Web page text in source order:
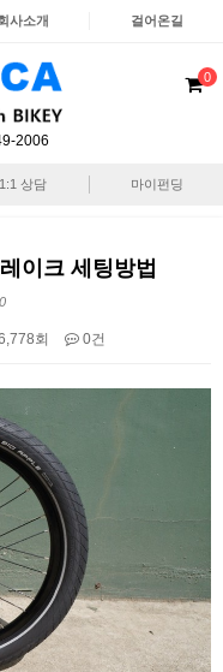
사소개 걸어온길
2006
0
1:1 상담 마이펀딩
이크 세팅방법
회 0건